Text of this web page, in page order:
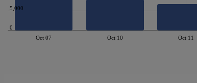
Oct 07 Oct 10 Oct 11
0
5,000